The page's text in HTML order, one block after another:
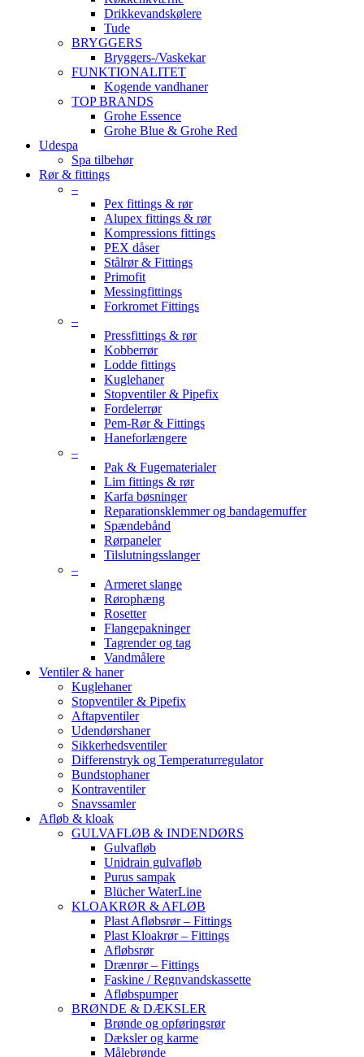
Drikkevandskølere
Tude
BRYGGERS
Bryggers-/Vaskekar
FUNKTIONALITET
Kogende vandhaner
TOP BRANDS
Grohe Essence
Grohe Blue & Grohe Red
Udespa
Spa tilbehør
Rør & fittings
–
Pex fittings & rør
Alupex fittings & rør
Kompressions fittings
PEX dåser
Stålrør & Fittings
Primofit
Messingfittings
Forkromet Fittings
–
Pressfittings & rør
Kobberrør
Lodde fittings
Kuglehaner
Stopventiler & Pipefix
Fordelerrør
Pem-Rør & Fittings
Haneforlængere
–
Pak & Fugematerialer
Lim fittings & rør
Karfa bøsninger
Reparationsklemmer og bandagemuffer
Spændebånd
Rørpaneler
Tilslutningsslanger
–
Armeret slange
Rørophæng
Rosetter
Flangepakninger
Tagrender og tag
Vandmålere
Ventiler & haner
Kuglehaner
Stopventiler & Pipefix
Aftapventiler
Udendørshaner
Sikkerhedsventiler
Differenstryk og Temperaturregulator
Bundstophaner
Kontraventiler
Snavssamler
Afløb & kloak
GULVAFLØB & INDENDØRS
Gulvafløb
Unidrain gulvafløb
Purus sampak
Blücher WaterLine
KLOAKRØR & AFLØB
Plast Afløbsrør – Fittings
Plast Kloakrør – Fittings
Afløbsrør
Drænrør – Fittings
Faskine / Regnvandskassette
Afløbspumper
BRØNDE & DÆKSLER
Brønde og opføringsrør
Dæksler og karme
Målebrønde